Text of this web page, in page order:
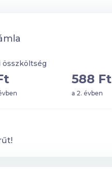
összköltség
588 Ft
a 2. évben